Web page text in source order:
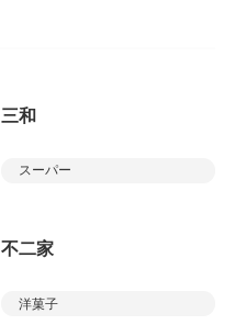
三和
スーパー
不二家
洋菓子